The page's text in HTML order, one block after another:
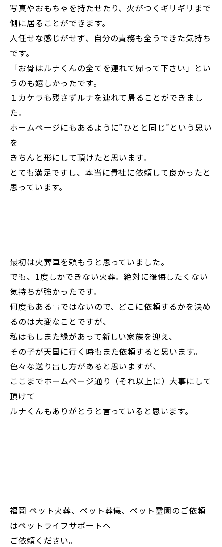
写真やおもちゃを持たせたり、火がつくギリギリまで
側に居ることができます。
人任せな感じがせず、自分の責務も全うできた気持ち
です。
「お骨はルナくんの全てを連れて帰って下さい」とい
うのも嬉しかったです。
１カケラも残さずルナを連れて帰ることができまし
た。
ホームページにもあるように”ひとと同じ”という思い
を
きちんと形にして頂けたと思います。
とても満足ですし、本当に貴社に依頼して良かったと
思っています。
最初は火葬車を頼もうと思っていました。
でも、1度しかできない火葬。絶対に後悔したくない
気持ちが強かったです。
何度もある事ではないので、どこに依頼するかを決め
るのは大変なことですが、
私はもしまた縁があって新しい家族を迎え、
その子が天国に行く時もまた依頼すると思います。
色々な送り出し方があると思いますが、
ここまでホームページ通り（それ以上に）大事にして
頂けて
ルナくんもありがとうと言っていると思います。
福岡 ペット火葬、ペット葬儀、ペット霊園のご依頼
はペットライフサポートへ
ご依頼ください。